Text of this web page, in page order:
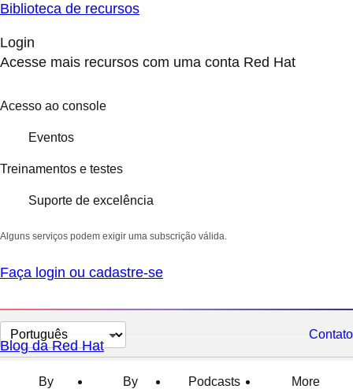
Biblioteca de recursos
Login
Acesse mais recursos com uma conta Red Hat
Acesso ao console
Eventos
Treinamentos e testes
Suporte de excelência
Alguns serviços podem exigir uma subscrição válida.
Faça login ou cadastre-se
Selecionar
idioma
Contato
Blog da Red Hat
By
By
Podcasts
More